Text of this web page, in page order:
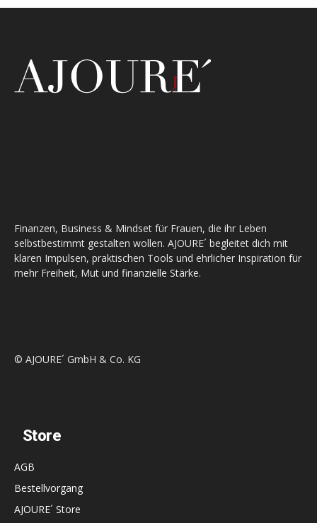
Finanzen, Business & Mindset für Frauen, die ihr Leben
selbstbestimmt gestalten wollen. AJOURE´ begleitet dich mit
klaren Impulsen, praktischen Tools und ehrlicher Inspiration für
mehr Freiheit, Mut und finanzielle Stärke.
© AJOURE´ GmbH & Co. KG
Store
AGB
Bestellvorgang
AJOURE´ Store